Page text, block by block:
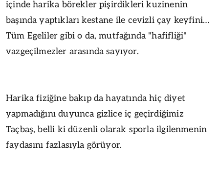
içinde harika börekler pişirdikleri kuzinenin
başında yaptıkları kestane ile cevizli çay keyfini…
Tüm Egeliler gibi o da, mutfağında "hafifliği"
vazgeçilmezler arasında sayıyor.
Harika fiziğine bakıp da hayatında hiç diyet
yapmadığını duyunca gizlice iç geçirdiğimiz
Taçbaş, belli ki düzenli olarak sporla ilgilenmenin
faydasını fazlasıyla görüyor.